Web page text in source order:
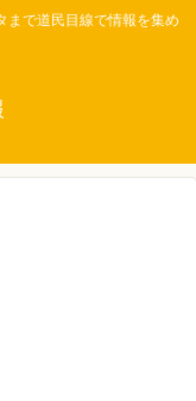
まで道民目線で情報を集め